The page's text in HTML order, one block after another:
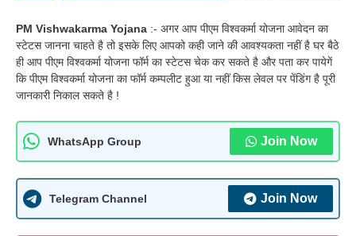
PM Vishwakarma Yojana :- अगर आप पीएम विश्वकर्मा योजना आवेदन का
स्टेटस जानना चाहते है तो इसके लिए आपको कही जाने की आवश्यकता नहीं है घर बैठे
ही आप पीएम विश्वकर्मा योजना फॉर्म का स्टेटस चेक कर सकते है और पता कर पायेगें
कि पीएम विश्वकर्मा योजना का फॉर्म कम्पलीट हुआ या नहीं किस लेवल पर पेंडिंग है पूरी
जानकारी निकाल सकते है !
WhatsApp Group Join Now
Telegram Channel Join Now